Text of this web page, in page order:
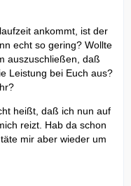
ankommt, ist der
echt so gering? Wollte
auszuschließen, daß
Leistung bei Euch aus?
heißt, daß ich nun auf
reizt. Hab da schon
mir aber wieder um